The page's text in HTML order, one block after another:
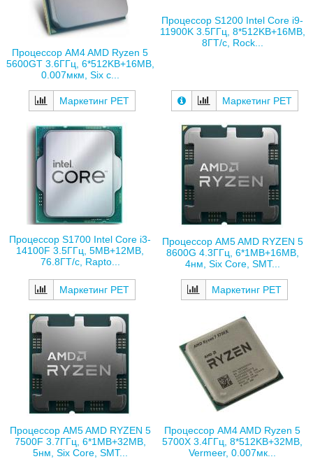
Процессор AM4 AMD Ryzen 5
5600GT 3.6ГГц, 6*512KB+16MB,
0.007мкм, Six c...
Маркетинг РЕТ
Процессор S1200 Intel Core i9-
11900K 3.5ГГц, 8*512KB+16MB,
8ГТ/с, Rock...
Маркетинг РЕТ
Процессор S1700 Intel Core i3-
14100F 3.5ГГц, 5MB+12MB,
76.8ГТ/с, Rapto...
Маркетинг РЕТ
Процессор AM5 AMD RYZEN 5
8600G 4.3ГГц, 6*1MB+16MB,
4нм, Six Core, SMT...
Маркетинг РЕТ
Процессор AM5 AMD RYZEN 5
7500F 3.7ГГц, 6*1MB+32MB,
5нм, Six Core, SMT...
Процессор AM4 AMD Ryzen 5
5700X 3.4ГГц, 8*512KB+32MB,
Vermeer, 0.007мк...